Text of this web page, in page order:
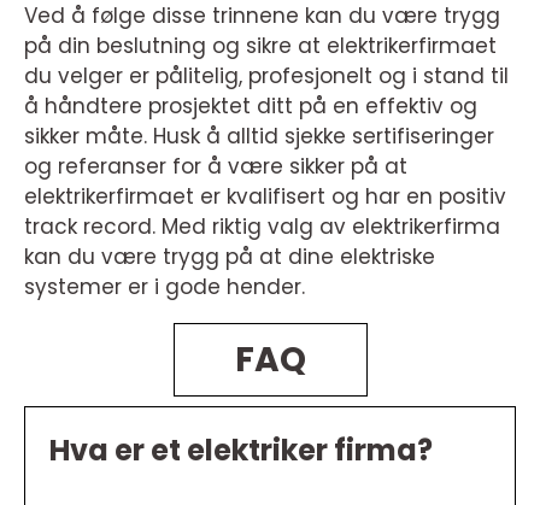
Ved å følge disse trinnene kan du være trygg
på din beslutning og sikre at elektrikerfirmaet
du velger er pålitelig, profesjonelt og i stand til
å håndtere prosjektet ditt på en effektiv og
sikker måte. Husk å alltid sjekke sertifiseringer
og referanser for å være sikker på at
elektrikerfirmaet er kvalifisert og har en positiv
track record. Med riktig valg av elektrikerfirma
kan du være trygg på at dine elektriske
systemer er i gode hender.
FAQ
Hva er et elektriker firma?